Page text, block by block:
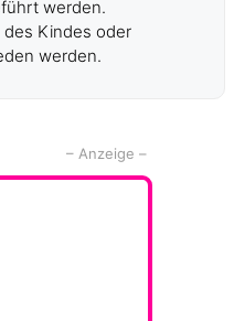
werden.
des Kindes oder
werden.
– Anzeige –